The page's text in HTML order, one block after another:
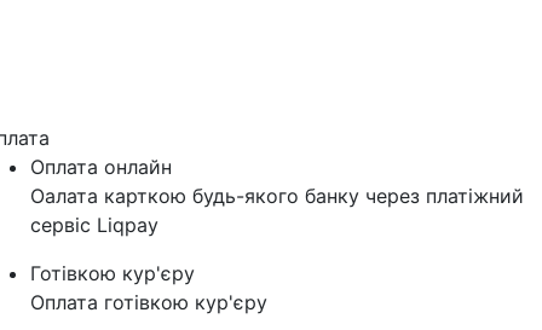
Оплата онлайн
Оалата карткою будь-якого банку через платіжний
сервіс Liqpay
Готівкою кур'єру
Оплата готівкою кур'єру